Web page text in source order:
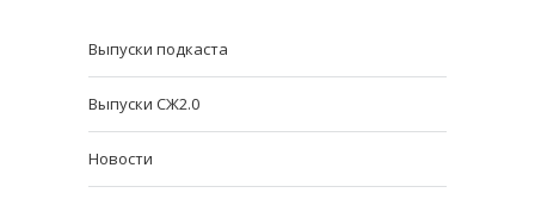
Выпуски подкаста
Выпуски СЖ2.0
Новости